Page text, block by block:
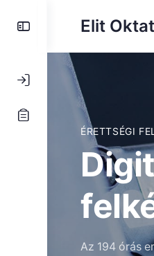
Toggle
Panel
Elit
ÉRETTSÉGI
Az 194 órás